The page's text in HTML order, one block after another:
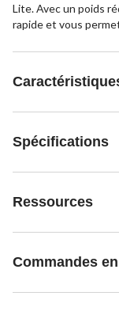
Lite. Avec un poids
rapide et vous
Spécifications
Ressources
Commandes